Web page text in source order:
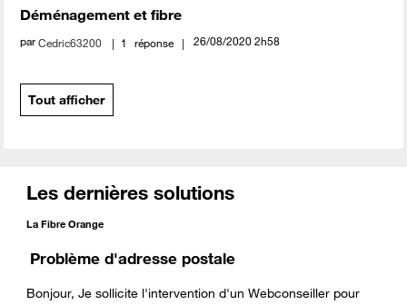
Déménagement et fibre
parCedric63200 1 réponse ‎26/08/2020 2h58
Tout afficher
Les dernières solutions
La Fibre Orange
Problème d'adresse postale
Bonjour, Je sollicite l'intervention d'un Webconseiller pour